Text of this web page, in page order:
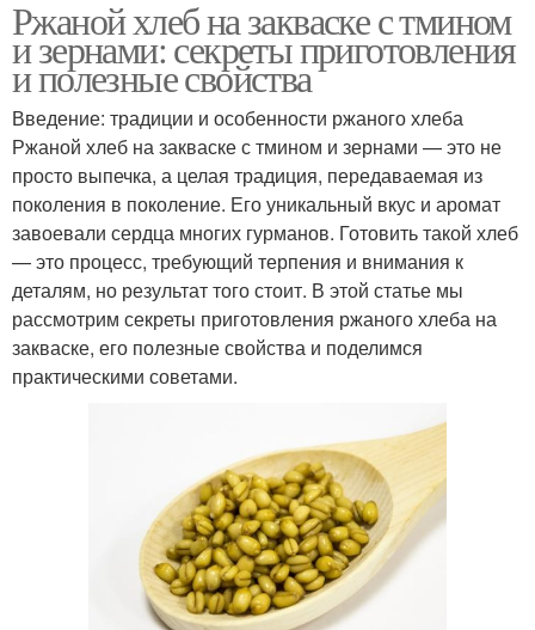
Ржаной хлеб на закваске с тмином
и зернами: секреты приготовления
и полезные свойства
Введение: традиции и особенности ржаного хлеба
Ржаной хлеб на закваске с тмином и зернами — это не
просто выпечка, а целая традиция, передаваемая из
поколения в поколение. Его уникальный вкус и аромат
завоевали сердца многих гурманов. Готовить такой хлеб
— это процесс, требующий терпения и внимания к
деталям, но результат того стоит. В этой статье мы
рассмотрим секреты приготовления ржаного хлеба на
закваске, его полезные свойства и поделимся
практическими советами.